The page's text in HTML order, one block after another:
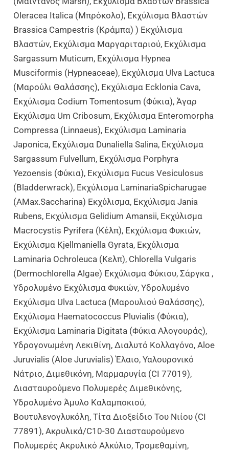
Oleracea Italica (Μπρόκολο), Εκχύλισμα Βλαστών
Brassica Campestris (κράμπα) ) Εκχύλισμα
Βλαστών, Εκχύλισμα Μαργαριταριού, Εκχύλισμα
Sargassum Muticum, Εκχύλισμα Hypnea
Musciformis (Hypneaceae), Εκχύλισμα Ulva Lactuca
(Μαρούλι Θαλάσσης), Εκχύλισμα Ecklonia Cava,
Εκχύλισμα Codium Tomentosum (φύκια), Άγαρ
Εκχύλισμα Um Cribosum, Εκχύλισμα Enteromorpha
Compressa (Linnaeus), Εκχύλισμα Laminaria
Japonica, Εκχύλισμα Dunaliella Salina, Εκχύλισμα
Sargassum Fulvellum, Εκχύλισμα Porphyra
Yezoensis (φύκια), Εκχύλισμα Fucus Vesiculosus
(Bladderwrack), Εκχύλισμα LaminariaSpicharugae
(AMax.Saccharina) Εκχύλισμα, Εκχύλισμα Jania
Rubens, Εκχύλισμα Gelidium Amansii, Εκχύλισμα
Macrocystis Pyrifera (Κέλπ), Εκχύλισμα Φυκιών,
Εκχύλισμα Kjellmaniella Gyrata, Εκχύλισμα
Laminaria Ochroleuca (Κελπ), Chlorella Vulgaris
(Dermochlorella Algae) Εκχύλισμα Φύκιου, Σάργκα ,
Υδρολυμένο Εκχύλισμα Φυκιών, Υδρολυμένο
Εκχύλισμα Ulva Lactuca (μαρουλιού Θαλάσσης),
Εκχύλισμα Haematococcus Pluvialis (φύκια),
Εκχύλισμα Laminaria Digitata (Φύκια Αλογουράς),
Υδρογονωμένη Λεκιθίνη, Διαλυτό Κολλαγόνο, Aloe
Juruvialis (Aloe Juruvialis) Έλαιο, Υαλουρονικό
Νάτριο, Διμεθικόνη, Μαρμαρυγία (CI 77019),
Διασταυρούμενο Πολυμερές Διμεθικόνης,
Υδρολυμένο Άμυλο Καλαμποκιού,
Βουτυλενογλυκόλη, Τίτα Διοξείδιο Του Νιίου (CI
77891), Ακρυλικά/C10-30 Διασταυρούμενο
Πολυμερές Ακρυλικό Αλκύλιο, Τρομεθαμίνη,